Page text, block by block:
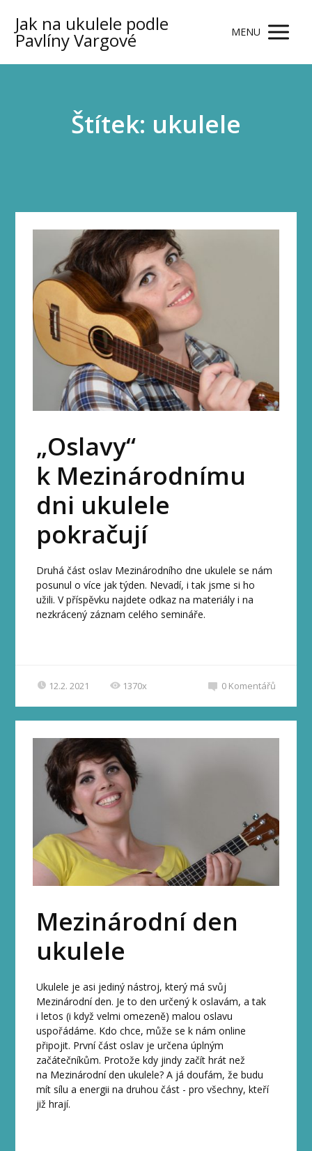
Jak na ukulele podle
Pavlíny Vargové MENU
Štítek: ukulele
„Oslavy“
k Mezinárodnímu
dni ukulele
pokračují
Druhá část oslav Mezinárodního dne ukulele se nám
posunul o více jak týden. Nevadí, i tak jsme si ho
užili. V příspěvku najdete odkaz na materiály i na
nezkrácený záznam celého semináře.
12.2. 2021 1370x 0 Komentářů
Mezinárodní den
ukulele
Ukulele je asi jediný nástroj, který má svůj
Mezinárodní den. Je to den určený k oslavám, a tak
i letos (i když velmi omezeně) malou oslavu
uspořádáme. Kdo chce, může se k nám online
připojit. První část oslav je určena úplným
začátečníkům. Protože kdy jindy začít hrát než
na Mezinárodní den ukulele? A já doufám, že budu
mít sílu a energii na druhou část - pro všechny, kteří
již hrají.